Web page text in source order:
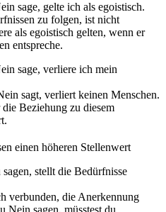
sage, gelte ich als egoistisch.
zu folgen, ist nicht
als egoistisch gelten, wenn er
entspreche.
sage, verliere ich mein
sagt, verliert keinen Menschen.
Beziehung zu diesem
einen höheren Stellenwert
stellt die Bedürfnisse
verbunden, die Anerkennung
Nein sagen, müsstest du